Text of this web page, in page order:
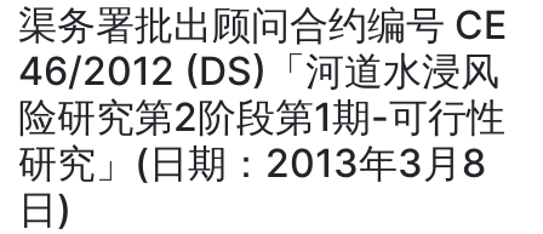
渠务署批出顾问合约编号 CE
46/2012 (DS)「河道水浸风
险研究第2阶段第1期-可行性
研究」(日期：2013年3月8
日)